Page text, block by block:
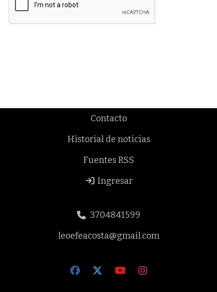
Contacto
Historial de noticias
Fuentes RSS
Ingresar
3704841599
leoefeacosta@gmail.com